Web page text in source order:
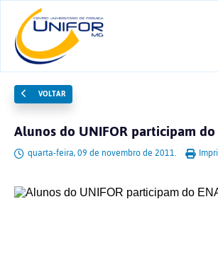
VOLTAR
Alunos do UNIFOR participam do
quarta-feira, 09 de novembro de 2011.